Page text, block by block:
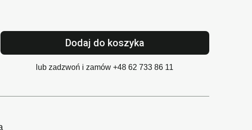
Dodaj do koszyka
lub zadzwoń i zamów+48 62 733 86 11